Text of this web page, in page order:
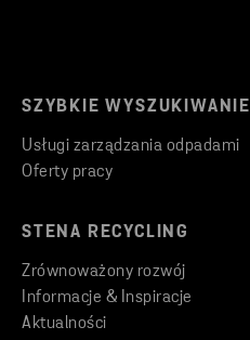
SZYBKIE WYSZUKIWANIE
Usługi zarządzania odpadami
Oferty pracy
STENA RECYCLING
Zrównoważony rozwój
Informacje & Inspiracje
Aktualności